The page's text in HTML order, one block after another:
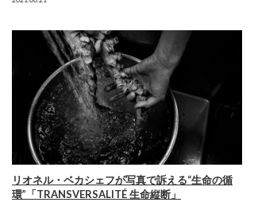
リオネル・ベカシェフが写真で訴える“生命の循
環”「TRANSVERSALITÉ 生命縦断」